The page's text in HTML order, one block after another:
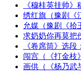
《穆桂英挂帅
绣红旗（豫剧《
允媒（豫剧《拾
求奶奶你再莫把
《卷席筒》选
闯宫（《打金枝
画供（《杨乃武